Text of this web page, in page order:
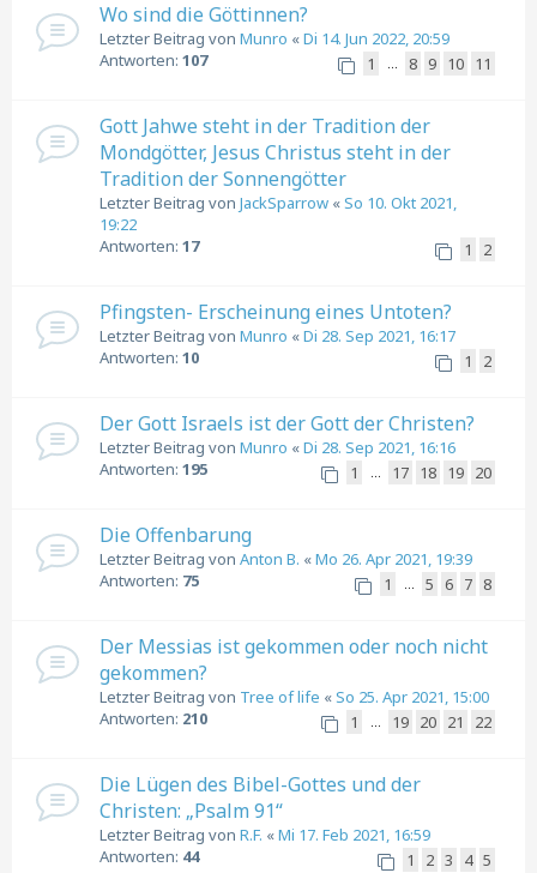
Wo sind die Göttinnen?
Letzter Beitrag von Munro «Di 14. Jun 2022, 20:59
Antworten: 107 1 … 8 9 10 11
Gott Jahwe steht in der Tradition der
Mondgötter, Jesus Christus steht in der
Tradition der Sonnengötter
Letzter Beitrag von JackSparrow «So 10. Okt 2021,
19:22
Antworten: 17 1 2
Pfingsten- Erscheinung eines Untoten?
Letzter Beitrag von Munro «Di 28. Sep 2021, 16:17
Antworten: 10 1 2
Der Gott Israels ist der Gott der Christen?
Letzter Beitrag von Munro «Di 28. Sep 2021, 16:16
Antworten: 195 1 … 17 18 19 20
Die Offenbarung
Letzter Beitrag von Anton B. «Mo 26. Apr 2021, 19:39
Antworten: 75 1 … 5 6 7 8
Der Messias ist gekommen oder noch nicht
gekommen?
Letzter Beitrag von Tree of life «So 25. Apr 2021, 15:00
Antworten: 210 1 … 19 20 21 22
Die Lügen des Bibel-Gottes und der
Christen: „Psalm 91“
Letzter Beitrag von R.F. «Mi 17. Feb 2021, 16:59
Antworten: 44 1 2 3 4 5